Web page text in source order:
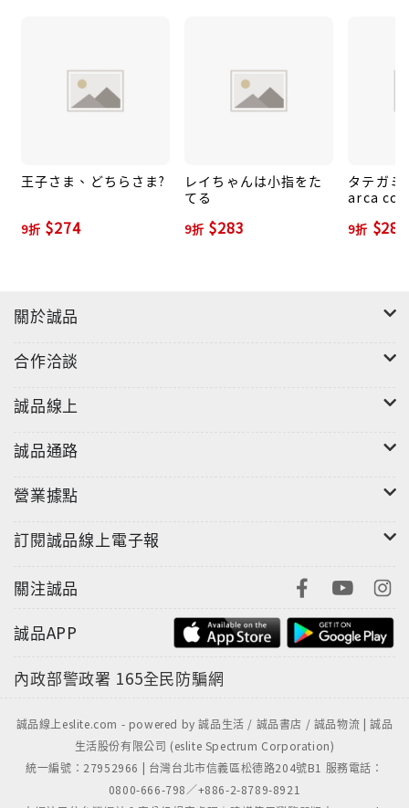
王子さま、どちらさま?
9折 $274
レイちゃんは小指をた
てる
9折 $283
タテガミ
arca
9折 $283
關於誠品
合作洽談
誠品線上
誠品通路
營業據點
訂閱誠品線上電子報
關注誠品
誠品APP
內政部警政署 165全民防騙網
誠品線上eslite.com - powered by 誠品生活 / 誠品書店 / 誠品物流 | 誠品
生活股份有限公司 (eslite Spectrum Corporation)
統一編號：27952966 | 台灣台北市信義區松德路204號B1 服務電話：
0800-666-798／+886-2-8789-8921